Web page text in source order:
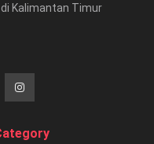
Kalimantan Timur